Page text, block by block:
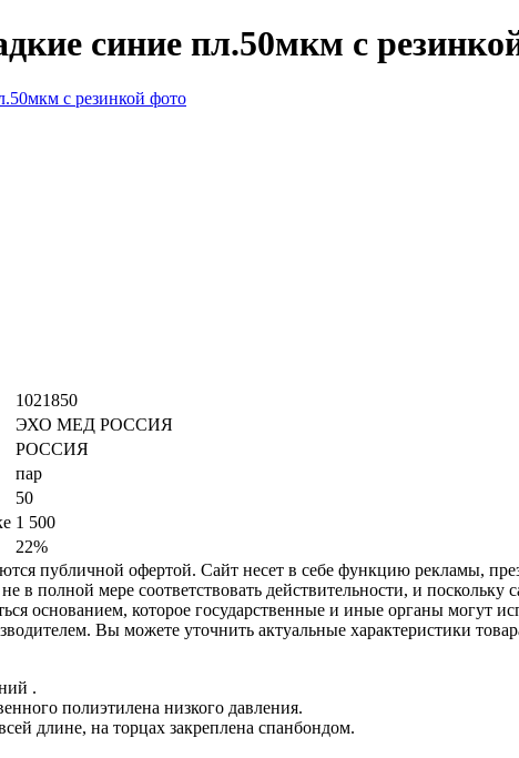
синие пл.50мкм с
1021850
ЭХО МЕД РОССИЯ
РОССИЯ
пар
50
1 500
22%
публичной офертой. Сайт несет в себе функцию рекламы,
в полной мере соответствовать действительности, и
основанием, которое государственные и иные органы могут
Вы можете уточнить актуальные характеристики
.
полиэтилена низкого давления.
длине, на торцах закреплена спанбондом.